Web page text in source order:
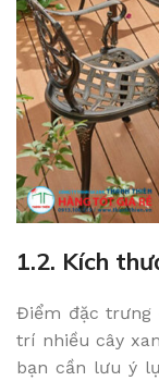
1.2. Kích
Điểm đặc trưng
trí nhiều cây
bạn cần lưu ý